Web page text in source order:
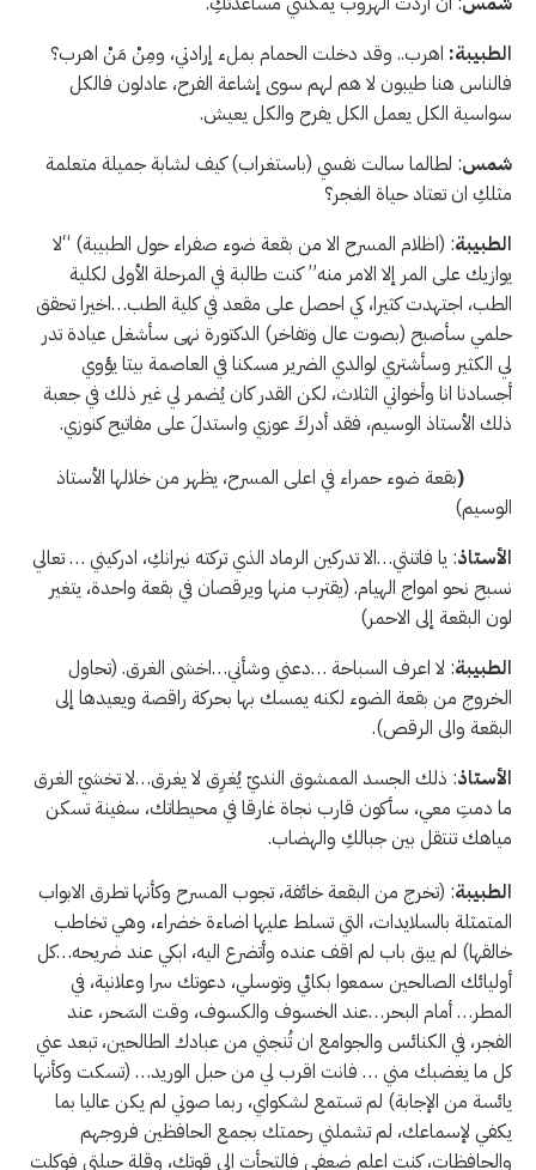
الطبيبة: اهرب.. وقد دخلت الحمام بملء إرادتي، ومِنْ مَنْ اهرب؟
فالناس هنا طيبون لا هم لهم سوى إشاعة الفرح، عادلون فالكل
سواسية الكل يعمل الكل يفرح والكل يعيش.
شمس: لطالما سالت نفسي (باستغراب) كيف لشابة جميلة متعلمة
مثلكِ ان تعتاد حياة الغجر؟
الطبيبة: (اظلام المسرح الا من بقعة ضوء صفراء حول الطبيبة) “لا
يوازيك على المر إلا الامر منه” كنت طالبة في المرحلة الأولى لكلية
الطب، اجتهدت كثيرا، كي احصل على مقعد في كلية الطب…اخيرا تحقق
حلمي سأصبح (بصوت عال وتفاخر) الدكتورة نهى سأشغل عيادة تدر
لي الكثير وسأشتري لوالدي الضرير مسكنا في العاصمة بيتا يؤوي
أجسادنا انا وأخواتي الثلاث، لكن القدر كان يُضمر لي غير ذلك في جعبة
ذلك الأستاذ الوسيم، فقد أدركَ عوزي واستدلَ على مفاتيح كنوزي.
(بقعة ضوء حمراء في اعلى المسرح، يظهر من خلالها الأستاذ
الوسيم)
الأستاذ: يا فاتنتي…الا تدركين الرماد الذي تركته نيرانكِ، ادركيني … تعالي
نسبح نحو امواج الهيام. (يقترب منها ويرقصان في بقعة واحدة، يتغير
لون البقعة إلى الاحمر)
الطبيبة: لا اعرف السباحة …دعني وشأني…اخشى الغرق. (تحاول
الخروج من بقعة الضوء لكنه يمسك بها بحركة راقصة ويعيدها إلى
البقعة والى الرقص).
الأستاذ: ذلك الجسد الممشوق النديّ يُغرِق لا يغرق…لا تخشيّ الغرق
ما دمتِ معي، سأكون قارب نجاة غارقا في محيطاتك، سفينة تسكن
مياهك تنتقل بين جبالكِ والهضاب.
الطبيبة: (تخرج من البقعة خائفة، تجوب المسرح وكأنها تطرق الابواب
المتمثلة بالسلايدات، التي تسلط عليها اضاءة خضراء، وهي تخاطب
خالقها) لم يبق باب لم اقف عنده وأتضرع اليه، ابكي عند ضريحه…كل
أوليائك الصالحين سمعوا بكائي وتوسلي، دعوتك سرا وعلانية، في
المطر… أمام البحر…عند الخسوف والكسوف، وقت السَحر، عند
الفجر، في الكنائس والجوامع ان تُنجني من عبادك الطالحين، تبعد عني
كل ما يغضبك مني … فانت اقرب لي من حبل الوريد… (تسكت وكأنها
يائسة من الإجابة) لم تستمع لشكواي، ربما صوتي لم يكن عاليا بما
يكفي لإسماعك، لم تشملني رحمتك بجمع الحافظين فروجهم
والحافظات، كنت اعلم ضعفي فالتجأت الى قوتك، وقلة حيلتي فوكلت